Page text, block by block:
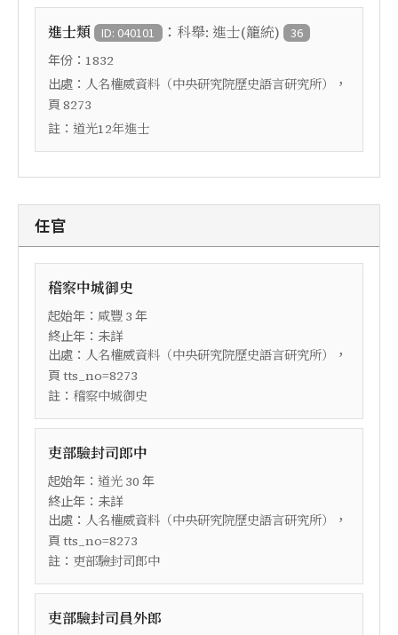
進士類 ID: 040101 ： 科舉: 進士(籠統) 36
年份： 1832
出處： 人名權威資料（中央研究院歷史語言研究所）
，
頁 8273
註： 道光12年進士
任官
稽察中城御史
起始年： 咸豐 3 年
終止年：未詳
出處： 人名權威資料（中央研究院歷史語言研究所）
，
頁 tts_no=8273
註： 稽察中城御史
吏部驗封司郎中
起始年： 道光 30 年
終止年：未詳
出處： 人名權威資料（中央研究院歷史語言研究所）
，
頁 tts_no=8273
註： 吏部驗封司郎中
吏部驗封司員外郎